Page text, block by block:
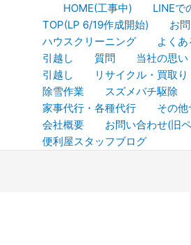
HOME(工事中) LINEで
TOP(LP 6/19作成開始)
お
ハウスクリーニング
よく
引越し
質問 当社の思い
引越し
リサイクル・買取り
除雪作業
スズメバチ駆除
家事代行・各種代行
その他
会社概要
お問い合わせ(旧
便利屋スタッフブログ